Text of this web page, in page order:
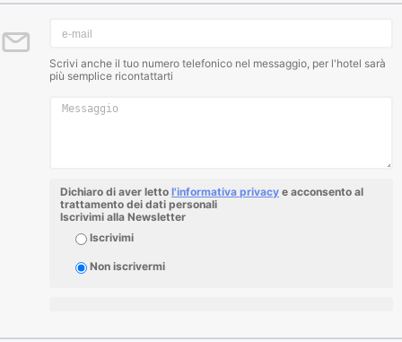
Scrivi anche il tuo numero telefonico nel messaggio, per l'hotel sarà
più semplice ricontattarti
Dichiaro di aver letto l'informativa privacy e acconsento al
trattamento dei dati personali
Iscrivimi alla Newsletter
Iscrivimi
Non iscrivermi